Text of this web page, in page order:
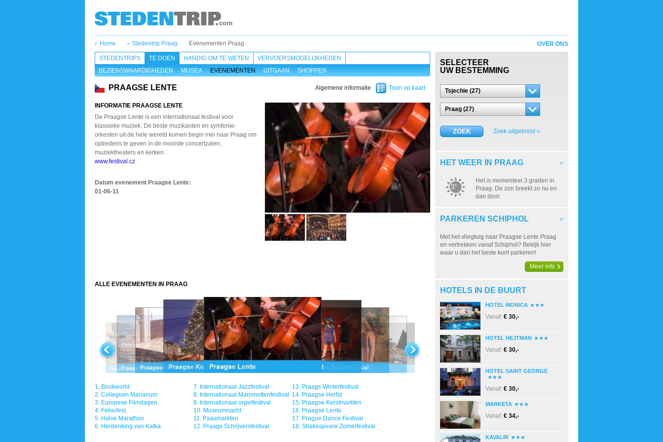
Home Stedentrip Praag Evenementen Praag
STEDENTRIPS
TE DOEN
BEZIENSWAARDIGHEDEN
MUSEA EVENEMENTEN UITGAAN SHOPPEN
HANDIG OM TE WETEN VERVOERSMOGELIJKHEDEN
PRAAGSE LENTE
INFORMATIE PRAAGSE LENTE
De Praagse Lente is een internationaal festival voor
klassieke muziek. De beste muzikanten en symfonie-
orkesten uit de hele wereld komen begin mei naar Praag om
optredens te geven in de mooiste concertzalen,
muziektheaters en kerken.
www.festival.cz
Datum evenement Praagse Lente:
01-06-11
ALLE EVENEMENTEN IN PRAAG
1. Bookworld
2. Collegium Marianum
3. Europese Filmdagen
4. Febiofest
5. Halve Marathon
6. Herdenking van Kafka
7. Internationaal Jazzfestival
8. Internationaal Marionettenfestival
9. Internationaal orgelfestival
10. Museumnacht
11. Paasmarkten
12. Praags Schrijversfestival
13. Praags Winterfestival
14. Praagse Herfst
15. Praagse Kerstmarkten
16. Praagse Lente
17. Prague Dance Festival
18. Shakespeare Zomerfestival
Toon op kaart
Algemene informatie
OVER ONS
SELECTEER
UW BESTEMMING
Tsjechie (27)
Praag (27)
ZOEK Zoek uitgebreid »
HET WEER IN PRAAG »
3°
Het is momenteel 3 graden in
Praag. De zon breekt zo nu en
dan door.
PARKEREN SCHIPHOL »
Met het vliegtuig naar Praagse Lente Praag
en vertrekken vanaf Schiphol? Bekijk hier
waar u dan het beste kunt parkeren!
Meer info
HOTELS IN DE BUURT
HOTEL MONICA
Vanaf: € 30,-
HOTEL HEJTMAN
Vanaf: € 30,-
HOTEL SAINT GEORGE
Vanaf: € 30,-
MARKETA
Vanaf: € 34,-
KAVALIR